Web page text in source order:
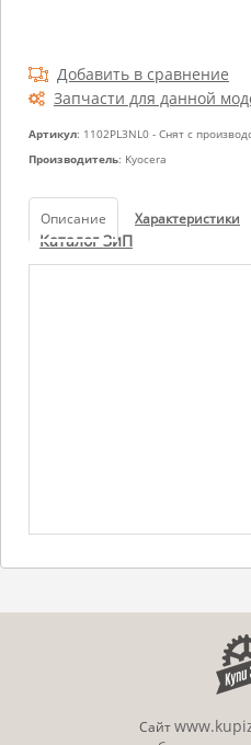
Добавить в сравнение
Запчасти для данной
Артикул: 1102PL3NL0 - Снят с
Производитель: Kyocera
Описание Характеристики
Каталог ЗиП
Сайт